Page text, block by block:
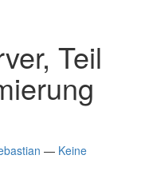
Teil
— Keine